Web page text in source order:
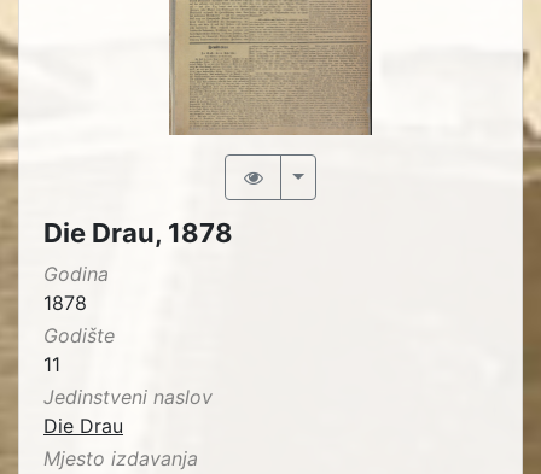
Die Drau, 1878
Godina
1878
Godište
11
Jedinstveni naslov
Die Drau
Mjesto izdavanja